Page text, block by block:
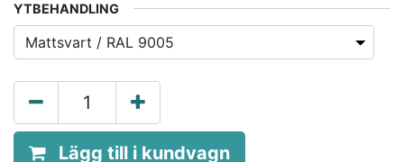
YTBEHANDLING
Lägg till i kundvagn